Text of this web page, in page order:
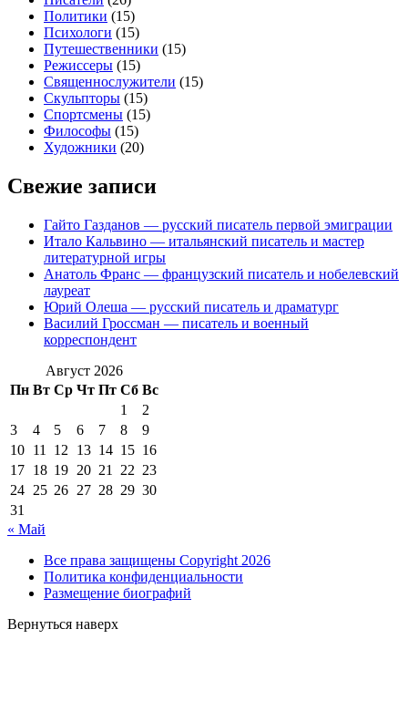
Политики (15)
Психологи (15)
Путешественники (15)
Режиссеры (15)
Священнослужители (15)
Скульпторы (15)
Спортсмены (15)
Философы (15)
Художники (20)
Свежие записи
Гайто Газданов — русский писатель первой эмиграции
Итало Кальвино — итальянский писатель и мастер
литературной игры
Анатоль Франс — французский писатель и нобелевский
лауреат
Юрий Олеша — русский писатель и драматург
Василий Гроссман — писатель и военный
корреспондент
Август 2026
Пн Вт Ср Чт Пт Сб Вс
1
2
3
4 5 6 7 8
9
10 11 12 13 14 15 16
17 18 19 20 21 22 23
24 25 26 27 28 29 30
31
« Май
Все права защищены Copyright 2026
Политика конфиденциальности
Размещение биографий
Вернуться наверх